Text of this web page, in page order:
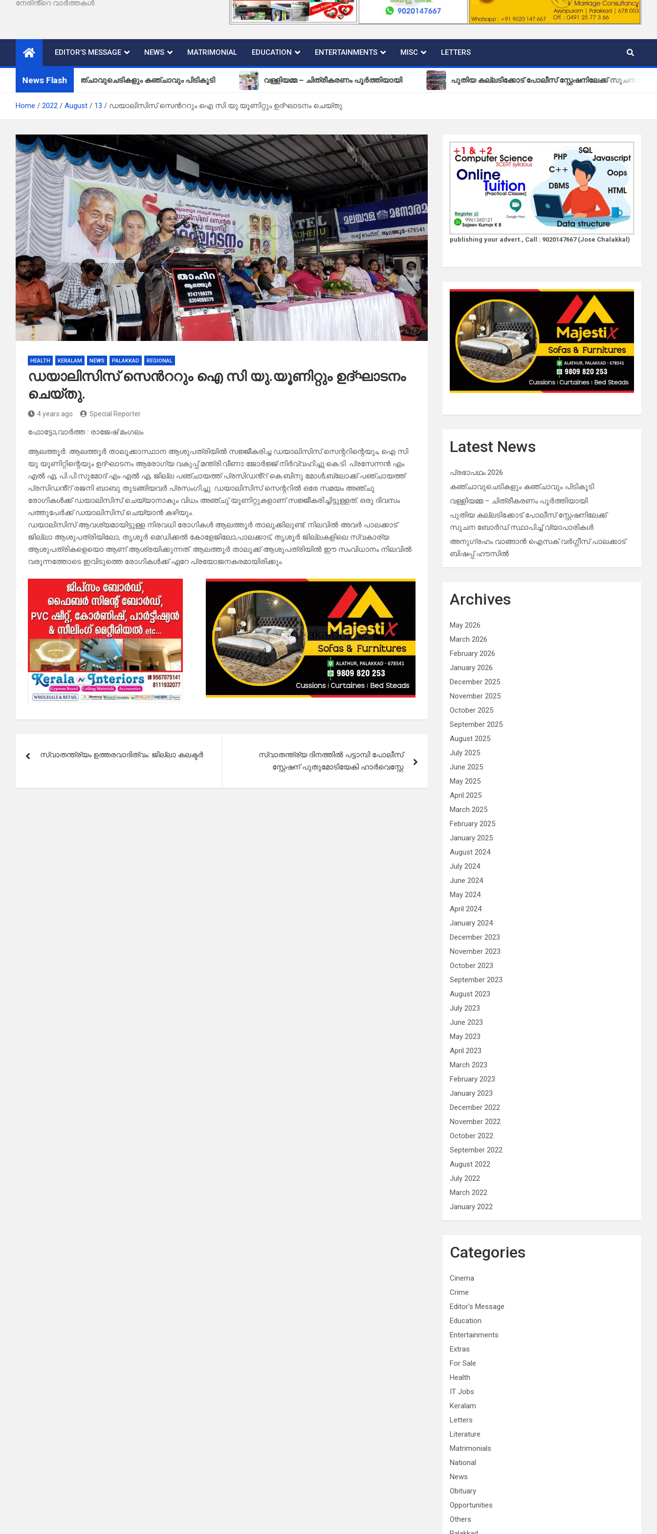
നേരിൻ്റെ വാർത്തകൾ
EDITOR’S MESSAGE NEWS MATRIMONIAL EDUCATION ENTERTAINMENTS MISC LETTERS
News Flash
കഞ്ചാവുചെടികളും കഞ്ചാവും പിടികൂടി വള്ളിയമ്മ – ചിത്രീകരണം പൂർത്തിയായി പുതിയ കല്ലടിക്കോട് പോലീസ് സ്റ്റേഷനിലേക്ക് സൂചന ബോർഡ്
Home 2022 August 13 ഡയാലിസിസ് സെൻററും ഐ സി യു.യൂണിറ്റും ഉദ്ഘാടനം ചെയ്തു.
HEALTH KERALAM NEWS PALAKKAD REGIONAL
ഡയാലിസിസ് സെൻററും ഐ സി യു.യൂണിറ്റും ഉദ്ഘാടനം
ചെയ്തു.
4 years ago Special Reporter
ഫോട്ടോ,വാർത്ത : രാജേഷ് മംഗലം
ആലത്തൂർ: ആലത്തൂർ താലൂക്കാസ്ഥാന ആശുപത്രിയിൽ സജ്ജീകരിച്ച ഡയാലിസിസ് സെന്ററിന്റെയും, ഐ സി
യു യൂണിറ്റിന്റെയും ഉദ്ഘാടനം ആരോഗ്യ വകുപ്പ് മന്ത്രി.വീണാ ജോർജ്ജ് നിർവ്വഹിച്ചു.കെ.ടി. പ്രസേന്നൻ എം
എൽ എ, പി.പി.സുമോദ് എം എൽ എ, ജില്ല പഞ്ചായത്ത് പ്രസിഡൻ്റ് കെ.ബിനു മോൾ;ബ്ലോക്ക് പഞ്ചായത്ത്
പ്രസിഡൻ്റ് രജനി ബാബു തുടങ്ങിയവർ പ്രസംഗിച്ചു. ഡയാലിസിസ് സെന്ററിൽ ഒരേ സമയം അഞ്ചു
രോഗികൾക്ക് ഡയാലിസിസ് ചെയ്യാനാകും വിധം അഞ്ചു് യൂണിറ്റുകളാണ് സജ്ജീകരിച്ചിട്ടുള്ളത്. ഒരു ദിവസം
പത്തുപേർക്ക് ഡയാലിസിസ് ചെയ്യാൻ കഴിയും.
ഡയാലിസിസ് ആവശ്യമായിട്ടുള്ള നിരവധി രോഗികൾ ആലത്തൂർ താലൂക്കിലുണ്ട്. നിലവിൽ അവർ പാലക്കാട്‌
ജില്ലാ ആശുപത്രിയിലോ, തൃശൂർ മെഡിക്കൽ കോളേജിലോ,പാലക്കാട്‌, തൃശൂർ ജില്ലകളിലെ സ്വകാര്യ
ആശുപത്രികളെയൊ ആണ് ആശ്രയിക്കുന്നത്. ആലത്തൂർ താലൂക്ക് ആശുപത്രിയിൽ ഈ സംവിധാനം നിലവിൽ
വരുന്നത്തോടെ ഇവിടുത്തെ രോഗികൾക്ക് ഏറേ പ്രയോജനകരമായിരിക്കും.
navigation
സ്വാതന്ത്ര്യം ഉത്തരവാദിത്വം: ജില്ലാ കലക്ടർ
സ്വാതന്ത്ര്യ ദിനത്തിൽ പട്ടാമ്പി പോലീസ്
സ്റ്റേഷന് പുതുമോടിയേകി ഹാർവെസ്റ്റേ
publishing your advert., Call : 9020147667 (Jose Chalakkal)
Latest News
പ്രഭാപഥം 2026
കഞ്ചാവുചെടികളും കഞ്ചാവും പിടികൂടി
വള്ളിയമ്മ – ചിത്രീകരണം പൂർത്തിയായി
പുതിയ കല്ലടിക്കോട് പോലീസ് സ്റ്റേഷനിലേക്ക്
സൂചന ബോർഡ് സ്ഥാപിച്ച് വ്യാപാരികൾ
അനുഗ്രഹം വാങ്ങാൻ ഐസക് വര്‍ഗ്ഗീസ് പാലക്കാട്
ബിഷപ്പ് ഹൗസില്‍
Archives
May 2026
March 2026
February 2026
January 2026
December 2025
November 2025
October 2025
September 2025
August 2025
July 2025
June 2025
May 2025
April 2025
March 2025
February 2025
January 2025
August 2024
July 2024
June 2024
May 2024
April 2024
January 2024
December 2023
November 2023
October 2023
September 2023
August 2023
July 2023
June 2023
May 2023
April 2023
March 2023
February 2023
January 2023
December 2022
November 2022
October 2022
September 2022
August 2022
July 2022
March 2022
January 2022
Categories
Cinema
Crime
Editor's Message
Education
Entertainments
Extras
For Sale
Health
IT Jobs
Keralam
Letters
Literature
Matrimonials
National
News
Obituary
Opportunities
Others